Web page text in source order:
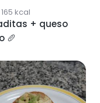
165 kcal
+ queso
🥖